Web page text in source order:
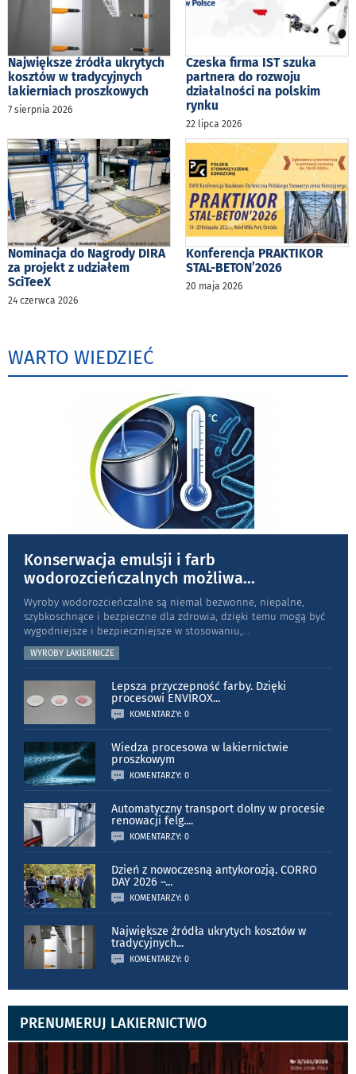
Największe źródła ukrytych
kosztów w tradycyjnych
lakierniach proszkowych
7 sierpnia 2026
Czeska firma IST szuka
partnera do rozwoju
działalności na polskim
rynku
22 lipca 2026
Nominacja do Nagrody DIRA
za projekt z udziałem
SciTeeX
24 czerwca 2026
Konferencja PRAKTIKOR
STAL-BETON’2026
20 maja 2026
WARTO WIEDZIEĆ
Konserwacja emulsji i farb
wodorozcieńczalnych możliwa...
Wyroby wodorozcieńczalne są niemal bezwonne, niepalne,
szybkoschnące i bezpieczne dla zdrowia, dzięki temu mogą być
wygodniejsze i bezpieczniejsze w stosowaniu,...
WYROBY LAKIERNICZE
Lepsza przyczepność farby. Dzięki
procesowi ENVIROX...
KOMENTARZY: 0
Wiedza procesowa w lakiernictwie
proszkowym
KOMENTARZY: 0
Automatyczny transport dolny w procesie
renowacji felg....
KOMENTARZY: 0
Dzień z nowoczesną antykorozją. CORRO
DAY 2026 –...
KOMENTARZY: 0
Największe źródła ukrytych kosztów w
tradycyjnych...
KOMENTARZY: 0
PRENUMERUJ LAKIERNICTWO